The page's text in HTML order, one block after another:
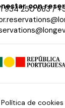
con
934 250 663/
Política de cookies